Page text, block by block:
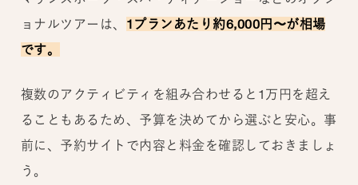
ョナルツアーは、 1プランあたり約6,000円〜が相場
です。
複数のアクティビティを組み合わせると1万円を超え
ることもあるため、予算を決めてから選ぶと安心。事
前に、予約サイトで内容と料金を確認しておきましょ
う。